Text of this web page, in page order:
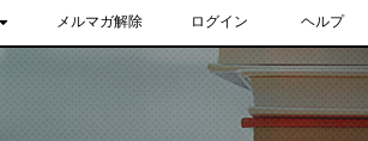
メルマガ解除 ログイン ヘルプ